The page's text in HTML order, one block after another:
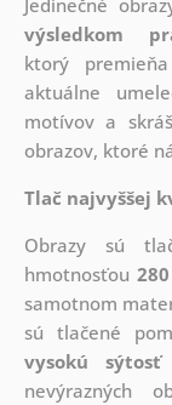
Jedinečné
výsledkom
ktorý
aktuálne
motívov a
obrazov, ktoré
Tlač najvyššej
Obrazy sú
hmotnosťou
samotnom
sú tlačené
vysokú
nevýrazných